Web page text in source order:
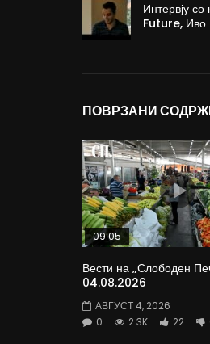
Интервју
Future, Иво
ПОВРЗАНИ
09:05
Вести на „Слободен
04.08.2026
АВГУСТ 4, 2026
0
2.3K 22